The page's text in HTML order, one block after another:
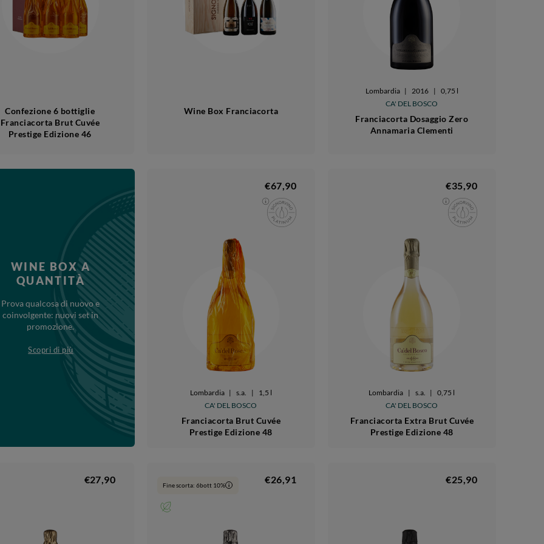
Confezione 6 bottiglie
Franciacorta Brut Cuvée
Prestige Edizione 46
Wine Box Franciacorta
Lombardia | 2016 | 0,75 l
CA' DEL BOSCO
Franciacorta Dosaggio Zero
Annamaria Clementi
WINE BOX A
QUANTITÀ
Prova qualcosa di nuovo e
coinvolgente: nuovi set in
promozione.
Scopri di più
€67,90
Lombardia | s.a. |
1,5 l
CA' DEL BOSCO
Franciacorta Brut Cuvée
Prestige Edizione 48
€35,90
Lombardia | s.a. |
0,75 l
CA' DEL BOSCO
Franciacorta Extra Brut Cuvée
Prestige Edizione 48
€27,90
Fine scorta: 6bott 10% i €26,91 €25,90